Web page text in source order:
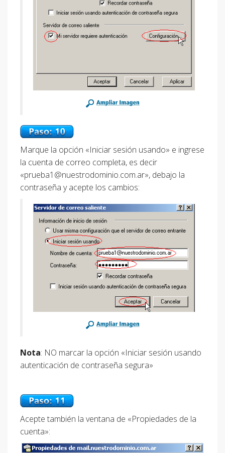
Marque la opción «Iniciar sesión usando» e ingrese
la cuenta de correo completa, es decir
«prueba1@nuestrodominio.com.ar», debajo la
contraseña y acepte los cambios:
Nota: NO marcar la opción «Iniciar sesión usando
autenticación de contraseña segura»
Acepte también la ventana de «Propiedades de la
cuenta»: